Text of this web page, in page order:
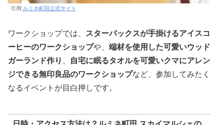
引用:ルミネ町田公式サイト
ワークショップでは、
スターバックスが手掛けるアイスコ
ーヒーのワークショップや、 端材を使用した可愛いウッド
ガーランド作り
自宅に眠るタオルを可愛いクマにアレン
ジできる無印良品のワークショップなど、参加してみたく
なるイベントが目白押しです。